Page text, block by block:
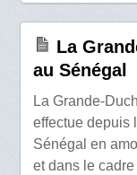
La
au Sénégal
La Grande-
effectue depuis
Sénégal en
et dans le